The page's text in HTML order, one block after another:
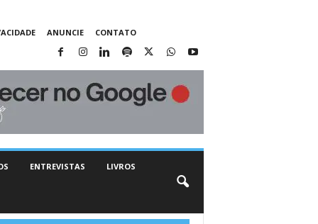
ANUNCIE CONTATO
ENTREVISTAS LIVROS